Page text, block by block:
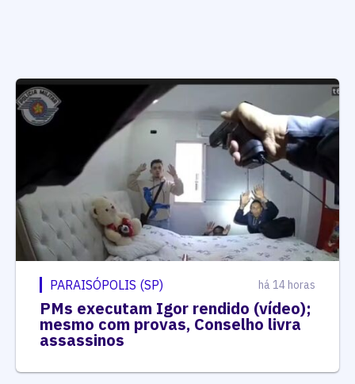
PARAISÓPOLIS (SP) há 14 horas
PMs executam Igor rendido (vídeo);
mesmo com provas, Conselho livra
assassinos